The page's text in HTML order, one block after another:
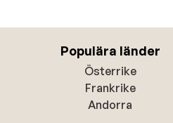
Populära länder
Österrike
Frankrike
Andorra